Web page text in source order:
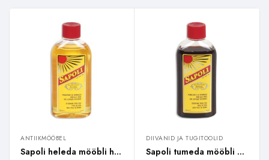
ANTIIKMÖÖBEL
Sapoli heleda mööbli hooldusvahend / 250ml
DIIVANID JA TUGITOOLID
Sapoli tumeda mööbli hooldusvahend 250 ml